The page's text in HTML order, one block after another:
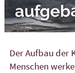
Der Aufbau der
Menschen